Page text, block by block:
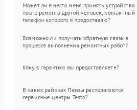
Может ли вместо меня принять устройство
после ремонта другой человек, контактный
телефон которого я предоставлю?
Возможно ли получать обратную связь в
процессе выполнения ремонтных работ?
Какую гарантию вы предоставляете?
В каких районах Пензы располагаются
сервисные центры Testo?